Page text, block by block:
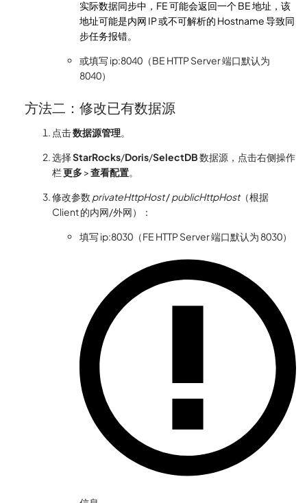
实际数据同步中，FE 可能会返回一个 BE 地址，该
地址可能是内网 IP 或不可解析的 Hostname 导致同
步任务报错。
或填写 ip:8040（BE HTTP Server 端口默认为
8040）
方法二：修改已有数据源
点击数据源管理。
选择StarRocks/Doris/SelectDB数据源，点击右侧操作
栏更多>查看配置。
修改参数 privateHttpHost/publicHttpHost（根据
Client 的内网/外网）：
填写 ip:8030（FE HTTP Server 端口默认为 8030）